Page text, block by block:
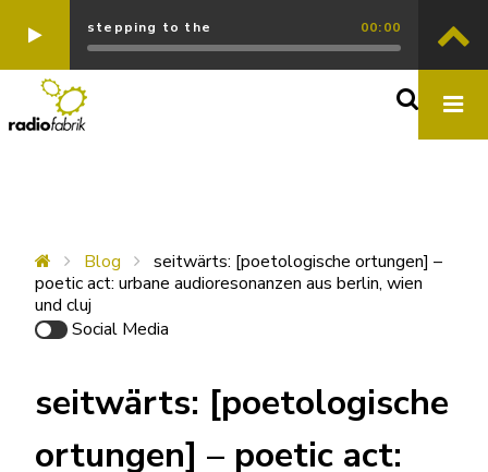
stepping to the 00:00
Blog
seitwärts: [poetologische ortungen] –
poetic act: urbane audioresonanzen aus berlin, wien
und cluj
Social Media
seitwärts: [poetologische
ortungen] – poetic act: